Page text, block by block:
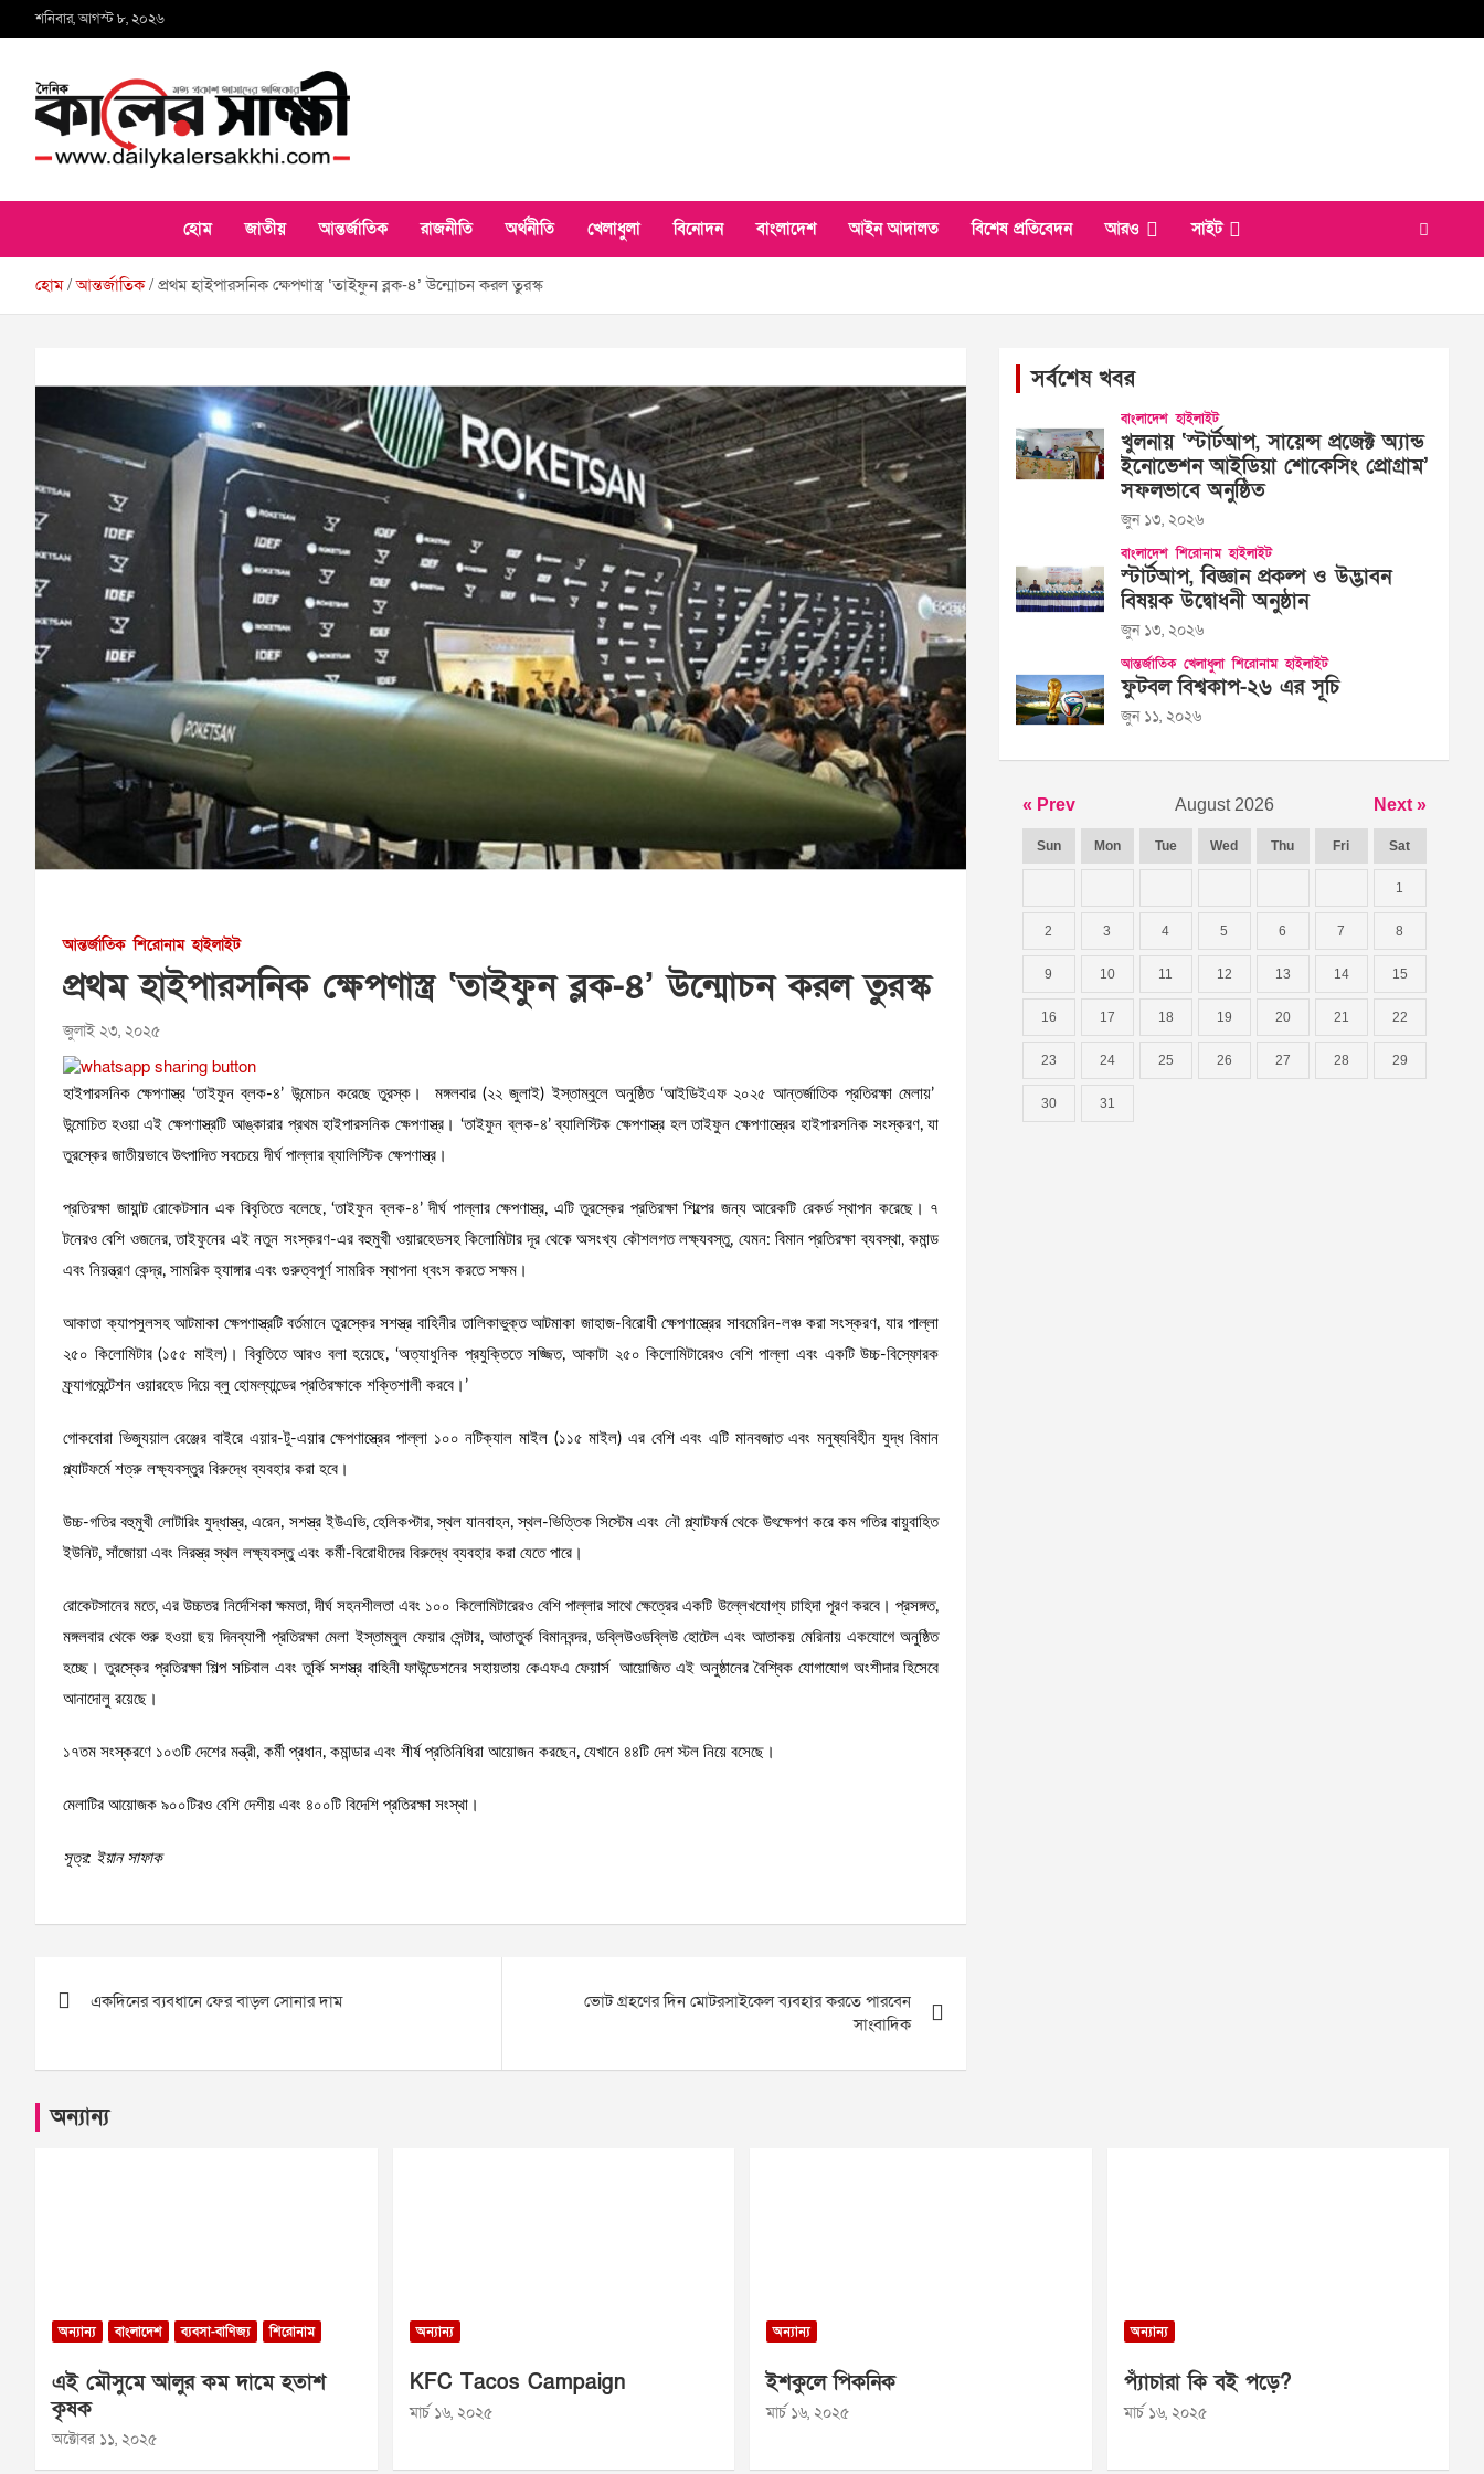
to
শনিবার, আগস্ট ৮, ২০২৬
কালের সাক্ষী
হোম জাতীয় আন্তর্জাতিক রাজনীতি অর্থনীতি খেলাধুলা বিনোদন বাংলাদেশ আইন আদালত বিশেষ প্রতিবেদন আরও সাইট
হোম আন্তর্জাতিক প্রথম হাইপারসনিক ক্ষেপণাস্ত্র ‘তাইফুন ব্লক-৪’ উন্মোচন করল তুরস্ক
আন্তর্জাতিক শিরোনাম হাইলাইট
প্রথম হাইপারসনিক ক্ষেপণাস্ত্র ‘তাইফুন ব্লক-৪’ উন্মোচন করল তুরস্ক
জুলাই ২৩, ২০২৫
হাইপারসনিক ক্ষেপণাস্ত্র ‘তাইফুন ব্লক-৪’ উন্মোচন করেছে তুরস্ক। মঙ্গলবার (২২ জুলাই) ইস্তাম্বুলে অনুষ্ঠিত ‘আইডিইএফ ২০২৫ আন্তর্জাতিক প্রতিরক্ষা মেলায়’
উন্মোচিত হওয়া এই ক্ষেপণাস্ত্রটি আঙ্কারার প্রথম হাইপারসনিক ক্ষেপণাস্ত্র। ‘তাইফুন ব্লক-৪’ ব্যালিস্টিক ক্ষেপণাস্ত্র হল তাইফুন ক্ষেপণাস্ত্রের হাইপারসনিক সংস্করণ, যা
তুরস্কের জাতীয়ভাবে উৎপাদিত সবচেয়ে দীর্ঘ পাল্লার ব্যালিস্টিক ক্ষেপণাস্ত্র।
প্রতিরক্ষা জায়ান্ট রোকেটসান এক বিবৃতিতে বলেছে, ‘তাইফুন ব্লক-৪’ দীর্ঘ পাল্লার ক্ষেপণাস্ত্র, এটি তুরস্কের প্রতিরক্ষা শিল্পের জন্য আরেকটি রেকর্ড স্থাপন করেছে। ৭
টনেরও বেশি ওজনের, তাইফুনের এই নতুন সংস্করণ-এর বহুমুখী ওয়ারহেডসহ কিলোমিটার দূর থেকে অসংখ্য কৌশলগত লক্ষ্যবস্তু, যেমন: বিমান প্রতিরক্ষা ব্যবস্থা, কমান্ড
এবং নিয়ন্ত্রণ কেন্দ্র, সামরিক হ্যাঙ্গার এবং গুরুত্বপূর্ণ সামরিক স্থাপনা ধ্বংস করতে সক্ষম।
আকাতা ক্যাপসুলসহ আটমাকা ক্ষেপণাস্ত্রটি বর্তমানে তুরস্কের সশস্ত্র বাহিনীর তালিকাভুক্ত আটমাকা জাহাজ-বিরোধী ক্ষেপণাস্ত্রের সাবমেরিন-লঞ্চ করা সংস্করণ, যার পাল্লা
২৫০ কিলোমিটার (১৫৫ মাইল)। বিবৃতিতে আরও বলা হয়েছে, ‘অত্যাধুনিক প্রযুক্তিতে সজ্জিত, আকাটা ২৫০ কিলোমিটারেরও বেশি পাল্লা এবং একটি উচ্চ-বিস্ফোরক
ফ্র্যাগমেন্টেশন ওয়ারহেড দিয়ে ব্লু হোমল্যান্ডের প্রতিরক্ষাকে শক্তিশালী করবে।’
গোকবোরা ভিজ্যুয়াল রেঞ্জের বাইরে এয়ার-টু-এয়ার ক্ষেপণাস্ত্রের পাল্লা ১০০ নটিক্যাল মাইল (১১৫ মাইল) এর বেশি এবং এটি মানবজাত এবং মনুষ্যবিহীন যুদ্ধ বিমান
প্ল্যাটফর্মে শত্রু লক্ষ্যবস্তুর বিরুদ্ধে ব্যবহার করা হবে।
উচ্চ-গতির বহুমুখী লোটারিং যুদ্ধাস্ত্র, এরেন, সশস্ত্র ইউএভি, হেলিকপ্টার, স্থল যানবাহন, স্থল-ভিত্তিক সিস্টেম এবং নৌ প্ল্যাটফর্ম থেকে উৎক্ষেপণ করে কম গতির বায়ুবাহিত
ইউনিট, সাঁজোয়া এবং নিরস্ত্র স্থল লক্ষ্যবস্তু এবং কর্মী-বিরোধীদের বিরুদ্ধে ব্যবহার করা যেতে পারে।
রোকেটসানের মতে, এর উচ্চতর নির্দেশিকা ক্ষমতা, দীর্ঘ সহনশীলতা এবং ১০০ কিলোমিটারেরও বেশি পাল্লার সাথে ক্ষেত্রের একটি উল্লেখযোগ্য চাহিদা পূরণ করবে। প্রসঙ্গত,
মঙ্গলবার থেকে শুরু হওয়া ছয় দিনব্যাপী প্রতিরক্ষা মেলা ইস্তাম্বুল ফেয়ার সেন্টার, আতাতুর্ক বিমানবন্দর, ডব্লিউওডব্লিউ হোটেল এবং আতাকয় মেরিনায় একযোগে অনুষ্ঠিত
হচ্ছে। তুরস্কের প্রতিরক্ষা শিল্প সচিবাল এবং তুর্কি সশস্ত্র বাহিনী ফাউন্ডেশনের সহায়তায় কেএফএ ফেয়ার্স আয়োজিত এই অনুষ্ঠানের বৈশ্বিক যোগাযোগ অংশীদার হিসেবে
আনাদোলু রয়েছে।
১৭তম সংস্করণে ১০৩টি দেশের মন্ত্রী, কর্মী প্রধান, কমান্ডার এবং শীর্ষ প্রতিনিধিরা আয়োজন করছেন, যেখানে ৪৪টি দেশ স্টল নিয়ে বসেছে।
মেলাটির আয়োজক ৯০০টিরও বেশি দেশীয় এবং ৪০০টি বিদেশি প্রতিরক্ষা সংস্থা।
সূত্র: ইয়ান সাফাক
navigation
একদিনের ব্যবধানে ফের বাড়ল সোনার দাম
ভোট গ্রহণের দিন মোটরসাইকেল ব্যবহার করতে পারবেন
সাংবাদিক
সর্বশেষ খবর
বাংলাদেশ হাইলাইট
খুলনায় ‘স্টার্টআপ, সায়েন্স প্রজেক্ট অ্যান্ড
ইনোভেশন আইডিয়া শোকেসিং প্রোগ্রাম’
সফলভাবে অনুষ্ঠিত
জুন ১৩, ২০২৬
বাংলাদেশ শিরোনাম হাইলাইট
স্টার্টআপ, বিজ্ঞান প্রকল্প ও উদ্ভাবন
বিষয়ক উদ্বোধনী অনুষ্ঠান
জুন ১৩, ২০২৬
আন্তর্জাতিক খেলাধুলা শিরোনাম হাইলাইট
ফুটবল বিশ্বকাপ-২৬ এর সূচি
জুন ১১, ২০২৬
« Prev August 2026 Next »
Sun Mon Tue Wed Thu Fri Sat
1
2 3 4 5 6 7 8
9 10 11 12 13 14 15
16 17 18 19 20 21 22
23 24 25 26 27 28 29
30 31
অন্যান্য
অন্যান্য বাংলাদেশ ব্যবসা-বাণিজ্য শিরোনাম
এই মৌসুমে আলুর কম দামে হতাশ
কৃষক
অক্টোবর ১১, ২০২৫
অন্যান্য
KFC Tacos Campaign
মার্চ ১৬, ২০২৫
অন্যান্য
ইশকুলে পিকনিক
মার্চ ১৬, ২০২৫
অন্যান্য
প্যাঁচারা কি বই পড়ে?
মার্চ ১৬, ২০২৫